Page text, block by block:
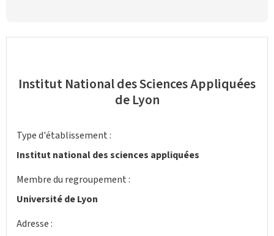
Institut National des Sciences Appliquées
de Lyon
Type d'établissement :
Institut national des sciences appliquées
Membre du regroupement :
Université de Lyon
Adresse :